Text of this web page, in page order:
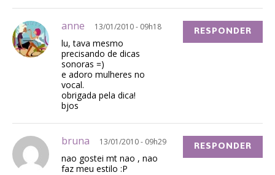
anne 13/01/2010 - 09h18
lu, tava mesmo
precisando de dicas
sonoras =)
e adoro mulheres no
vocal.
obrigada pela dica!
bjos
RESPONDER
bruna 13/01/2010 - 09h29
nao gostei mt nao , nao
faz meu estilo :P
RESPONDER